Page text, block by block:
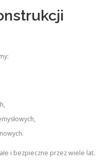
i bezpieczne przez wiele lat.